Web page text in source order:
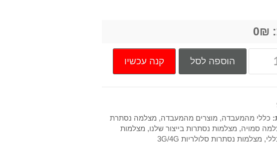
0₪
הוספה לסל קנה עכשיו
כללי מהמעבדה, מוצרים מהמעבדה, מצלמה נסתרת
סמויה, מצלמות נסתרות בייצור שלנו, מצלמות
, מצלמות נסתרות סלולריות 3G/4G